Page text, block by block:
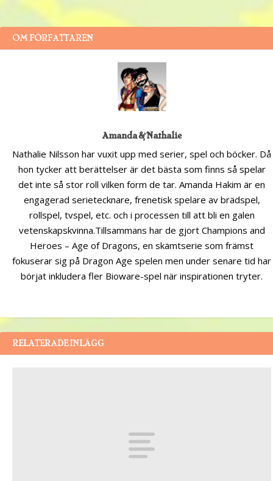
OM FÖRFATTAREN
Amanda & Nathalie
Nathalie Nilsson har vuxit upp med serier, spel och böcker. Då
hon tycker att berättelser är det bästa som finns så spelar
det inte så stor roll vilken form de tar. Amanda Hakim är en
engagerad serietecknare, frenetisk spelare av brädspel,
rollspel, tvspel, etc. och i processen till att bli en galen
vetenskapskvinna.Tillsammans har de gjort Champions and
Heroes – Age of Dragons, en skämtserie som främst
fokuserar sig på Dragon Age spelen men under senare tid har
börjat inkludera fler Bioware-spel när inspirationen tryter.
RELATERADE INLÄGG